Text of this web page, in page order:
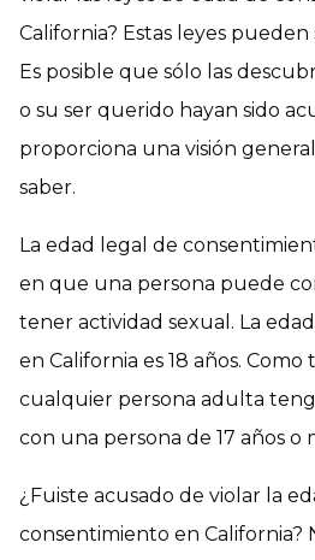
California? Estas leyes pueden
Es posible que sólo las
o su ser querido hayan sido
proporciona una visión
saber.
La edad legal de
en que una persona puede
tener actividad sexual. La
en California es 18 años. Como
cualquier persona adulta
con una persona de 17 años o
¿Fuiste acusado de violar la
consentimiento en California?